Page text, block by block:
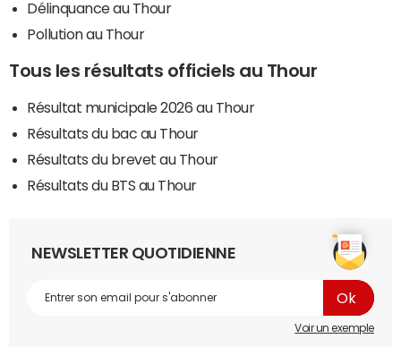
Délinquance au Thour
Pollution au Thour
Tous les résultats officiels au Thour
Résultat municipale 2026 au Thour
Résultats du bac au Thour
Résultats du brevet au Thour
Résultats du BTS au Thour
NEWSLETTER QUOTIDIENNE
Voir un exemple